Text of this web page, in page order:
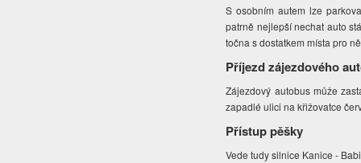
S osobním autem lze
patrně nejlepší nechat auto
točna s dostatkem místa pro
Příjezd zájezdového
Zájezdový autobus může
zapadlé ulici na křižovatce
Přístup pěšky
Vede tudy silnice Kanice -